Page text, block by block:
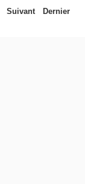
Suivant Dernier